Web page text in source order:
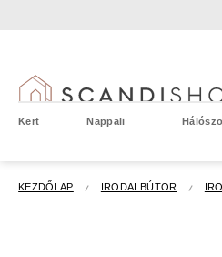
Kert Nappali
KEZDŐLAP IRODAI BÚTOR